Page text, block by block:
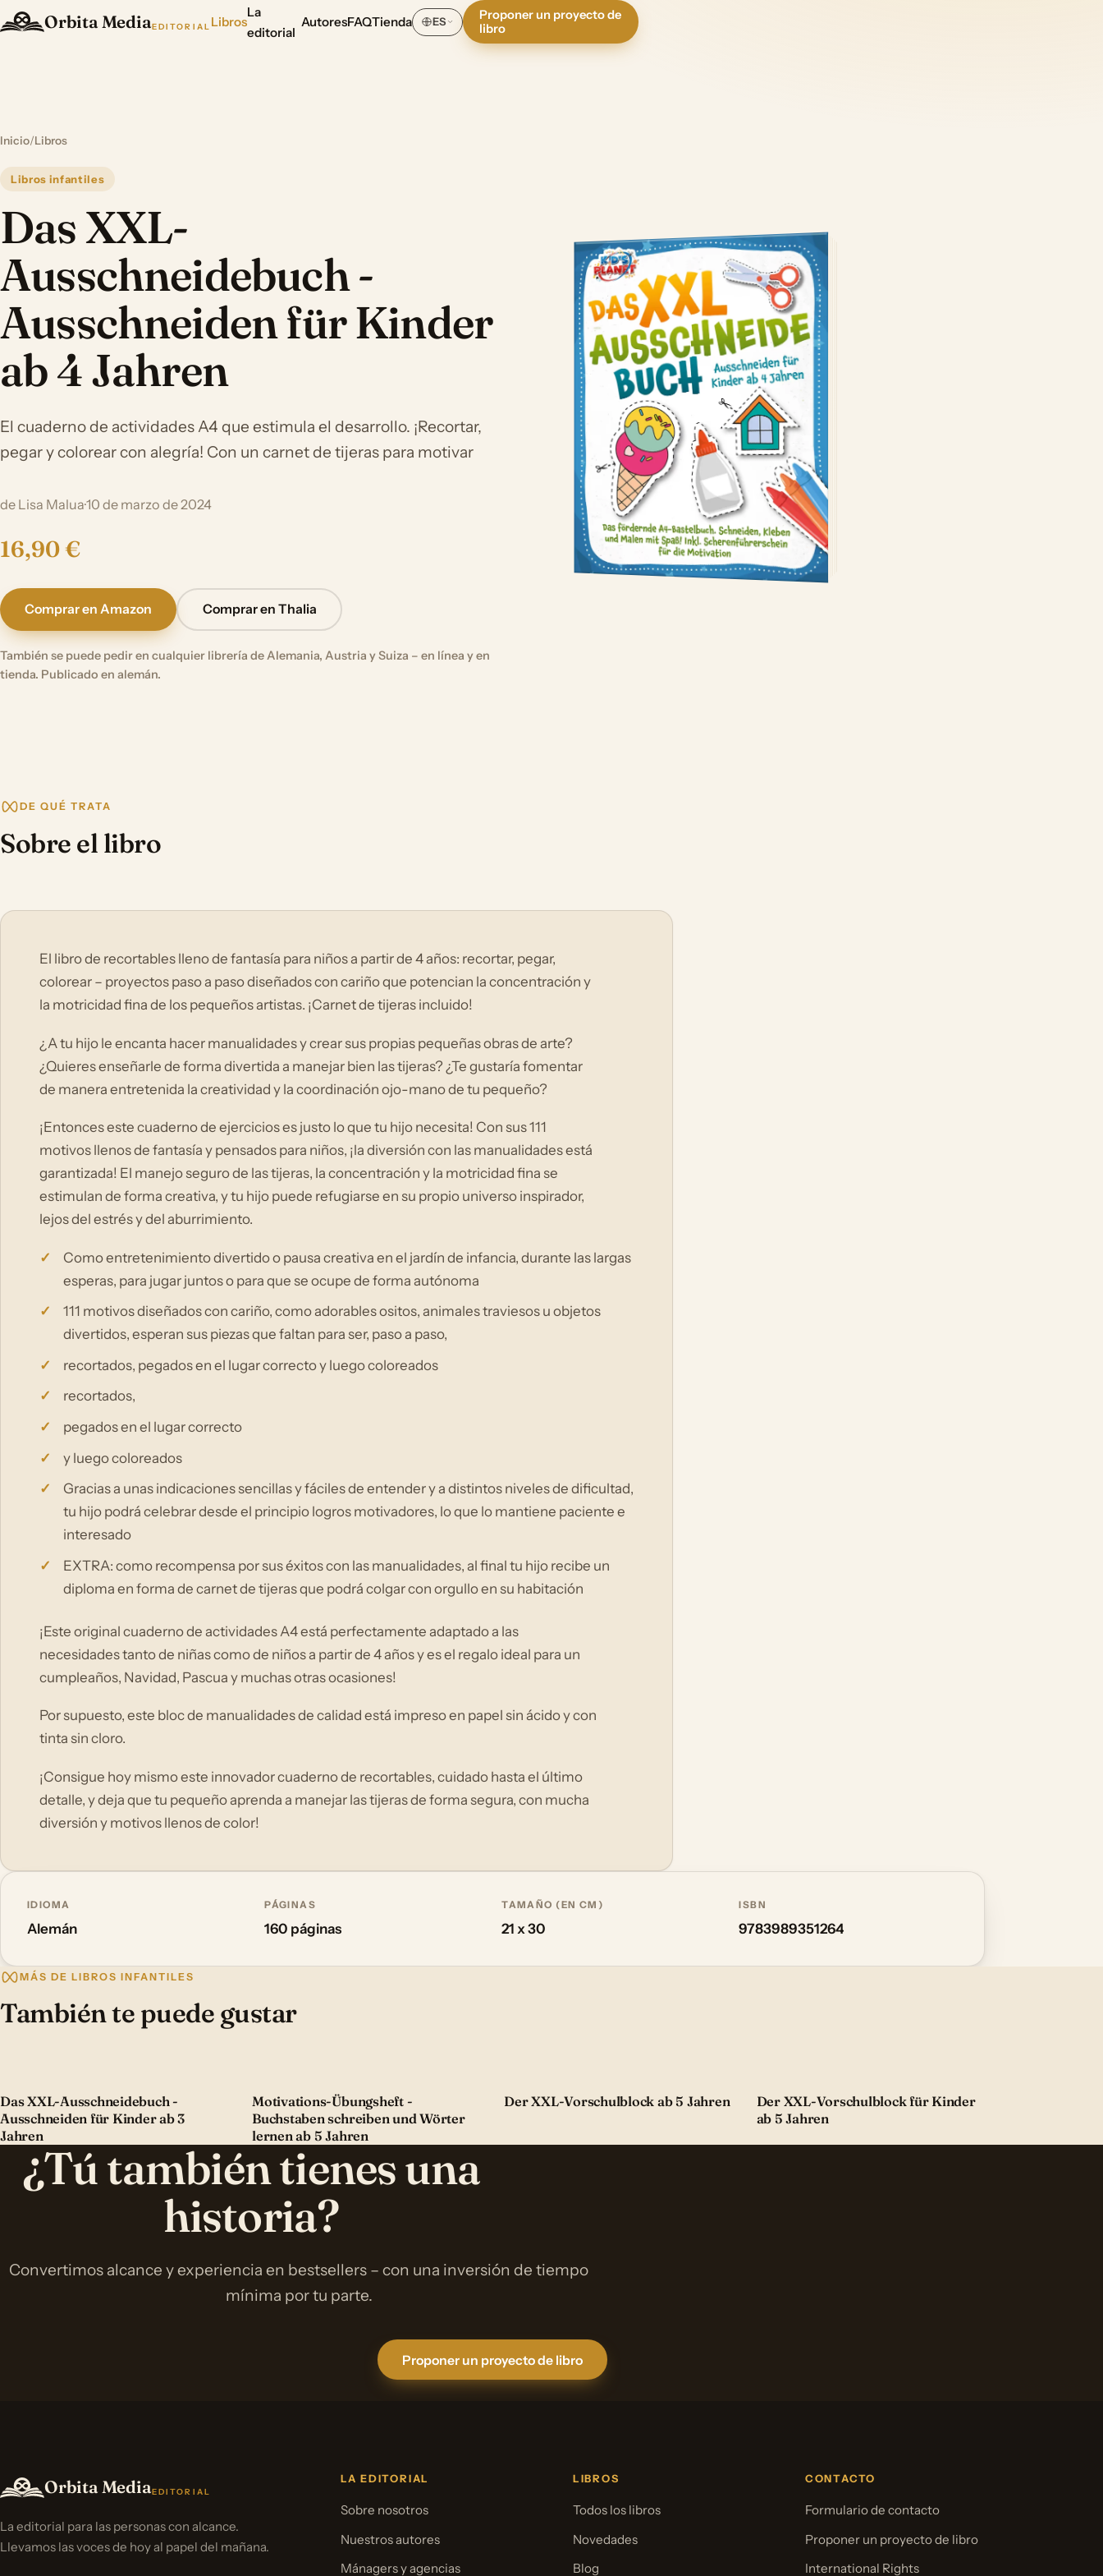
Orbita MediaEDITORIAL Libros
La
editorial
AutoresFAQTienda ES
Proponer un proyecto de
libro
Inicio/Libros
Libros infantiles
Das XXL-
Ausschneidebuch -
Ausschneiden für Kinder
ab 4 Jahren
El cuaderno de actividades A4 que estimula el desarrollo. ¡Recortar,
pegar y colorear con alegría! Con un carnet de tijeras para motivar
de Lisa Malua·10 de marzo de 2024
16,90 €
Comprar en Amazon Comprar en Thalia
También se puede pedir en cualquier librería de Alemania, Austria y Suiza – en línea y en
tienda. Publicado en alemán.
DE QUÉ TRATA
Sobre el libro
El libro de recortables lleno de fantasía para niños a partir de 4 años: recortar, pegar,
colorear – proyectos paso a paso diseñados con cariño que potencian la concentración y
la motricidad fina de los pequeños artistas. ¡Carnet de tijeras incluido!
¿A tu hijo le encanta hacer manualidades y crear sus propias pequeñas obras de arte?
¿Quieres enseñarle de forma divertida a manejar bien las tijeras? ¿Te gustaría fomentar
de manera entretenida la creatividad y la coordinación ojo-mano de tu pequeño?
¡Entonces este cuaderno de ejercicios es justo lo que tu hijo necesita! Con sus 111
motivos llenos de fantasía y pensados para niños, ¡la diversión con las manualidades está
garantizada! El manejo seguro de las tijeras, la concentración y la motricidad fina se
estimulan de forma creativa, y tu hijo puede refugiarse en su propio universo inspirador,
lejos del estrés y del aburrimiento.
Como entretenimiento divertido o pausa creativa en el jardín de infancia, durante las largas
esperas, para jugar juntos o para que se ocupe de forma autónoma
111 motivos diseñados con cariño, como adorables ositos, animales traviesos u objetos
divertidos, esperan sus piezas que faltan para ser, paso a paso,
recortados, pegados en el lugar correcto y luego coloreados
recortados,
pegados en el lugar correcto
y luego coloreados
Gracias a unas indicaciones sencillas y fáciles de entender y a distintos niveles de dificultad,
tu hijo podrá celebrar desde el principio logros motivadores, lo que lo mantiene paciente e
interesado
EXTRA: como recompensa por sus éxitos con las manualidades, al final tu hijo recibe un
diploma en forma de carnet de tijeras que podrá colgar con orgullo en su habitación
¡Este original cuaderno de actividades A4 está perfectamente adaptado a las
necesidades tanto de niñas como de niños a partir de 4 años y es el regalo ideal para un
cumpleaños, Navidad, Pascua y muchas otras ocasiones!
Por supuesto, este bloc de manualidades de calidad está impreso en papel sin ácido y con
tinta sin cloro.
¡Consigue hoy mismo este innovador cuaderno de recortables, cuidado hasta el último
detalle, y deja que tu pequeño aprenda a manejar las tijeras de forma segura, con mucha
diversión y motivos llenos de color!
IDIOMA
Alemán
PÁGINAS
160 páginas
TAMAÑO (EN CM)
21 x 30
ISBN
9783989351264
MÁS DE LIBROS INFANTILES
También te puede gustar
Das XXL-Ausschneidebuch -
Ausschneiden für Kinder ab 3
Jahren
Motivations-Übungsheft -
Buchstaben schreiben und Wörter
lernen ab 5 Jahren
Der XXL-Vorschulblock ab 5 Jahren
Der XXL-Vorschulblock für Kinder
ab 5 Jahren
¿Tú también tienes una
historia?
Convertimos alcance y experiencia en bestsellers – con una inversión de tiempo
mínima por tu parte.
Proponer un proyecto de libro
Orbita MediaEDITORIAL
La editorial para las personas con alcance.
Llevamos las voces de hoy al papel del mañana.
LA EDITORIAL
Sobre nosotros
Nuestros autores
Mánagers y agencias
LIBROS
Todos los libros
Novedades
Blog
CONTACTO
Formulario de contacto
Proponer un proyecto de libro
International Rights